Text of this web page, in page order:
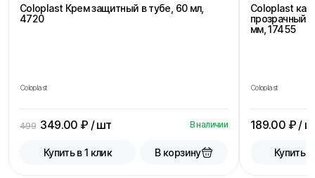
Coloplast Крем защитный в тубе, 60 мл,
4720
Coloplast
499 349.00 ₽ / шт В наличии
Купить в 1 клик В корзину
Coloplast
прозрачный,
мм, 17455
Coloplast
189.00 ₽ /
Купить в